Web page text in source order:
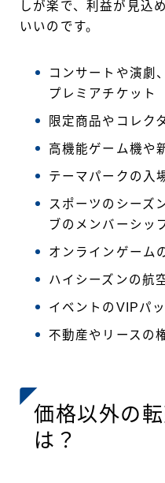
しが楽で、利益が見込
いいのです。
コンサートや演劇
プレミアチケット
限定商品やコレク
高機能ゲーム機や
テーマパークの入
スポーツのシーズ
ブのメンバーシッ
オンラインゲーム
ハイシーズンの航
イベントのVIPパ
不動産やリースの
価格以外の
は？